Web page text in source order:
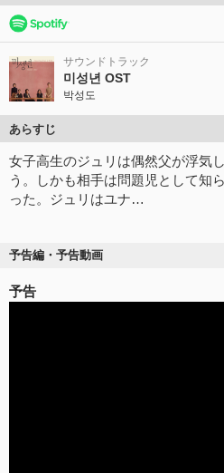
サウンドトラック
미성년 OST
박성도
あらすじ
女子高生のジュリは偶然父が浮気
う。しかも相手は問題児として知
った。ジュリはユナ…
予告編・予告動画
予告